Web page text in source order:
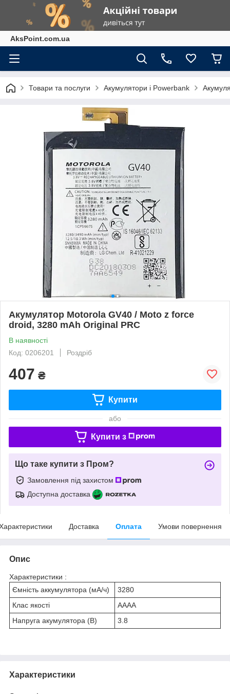
AksPoint.com.ua
Товари та послуги Акумулятори і Powerbank
Акумулятор Motorola GV40 / Moto z force
droid, 3280 mAh Original PRC
В наявності
Код: 0206201
Роздріб
407 ₴
Купити
або
Купити з
Що таке купити з Пром?
Замовлення під захистом
Доступна доставка
Доставка Оплата Умови повернення
Опис
Характеристики :
Ємність аккумулятора (мА/ч)
3280
Клас якості
AAAA
Напруга акумулятора (В)
3.8
Характеристики